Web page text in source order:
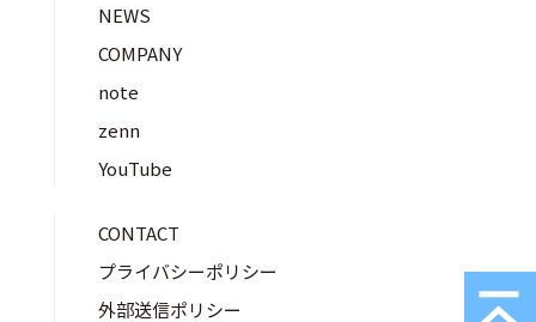
NEWS
COMPANY
note
zenn
YouTube
CONTACT
プライバシーポリシー
外部送信ポリシー